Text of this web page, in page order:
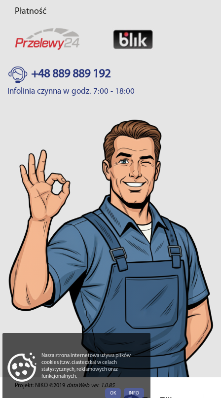
Płatność
+48 889 889 192
Infolinia czynna w godz. 7:00 - 18:00
Projekt: NIKO ©2019 dataWeb ver. 1.0.85
Nasza strona internetowa używa plików
cookies (tzw. ciasteczka) w celach
statystycznych, reklamowych oraz
funkcjonalnych.
INFO
OK